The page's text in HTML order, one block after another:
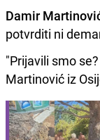
Damir
potvrditi ni
"Prijavili smo
Martinović iz